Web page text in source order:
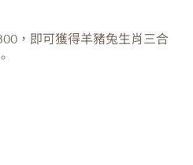
，即可獲得羊豬兔生肖三合